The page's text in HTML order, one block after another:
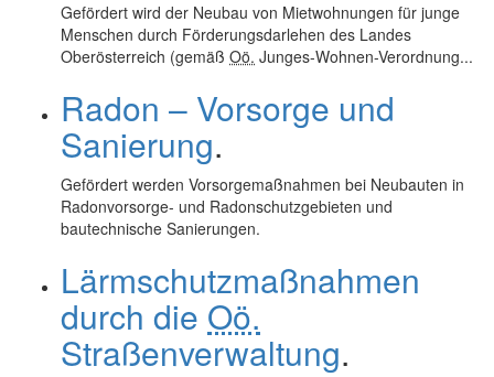
Gefördert wird der Neubau von Mietwohnungen für junge
Menschen durch Förderungsdarlehen des Landes
Oberösterreich (gemäß Oö. Junges-Wohnen-Verordnung...
Radon – Vorsorge und
Sanierung.
Gefördert werden Vorsorgemaßnahmen bei Neubauten in
Radonvorsorge- und Radonschutzgebieten und
bautechnische Sanierungen.
Lärmschutzmaßnahmen
durch die Oö.
Straßenverwaltung.